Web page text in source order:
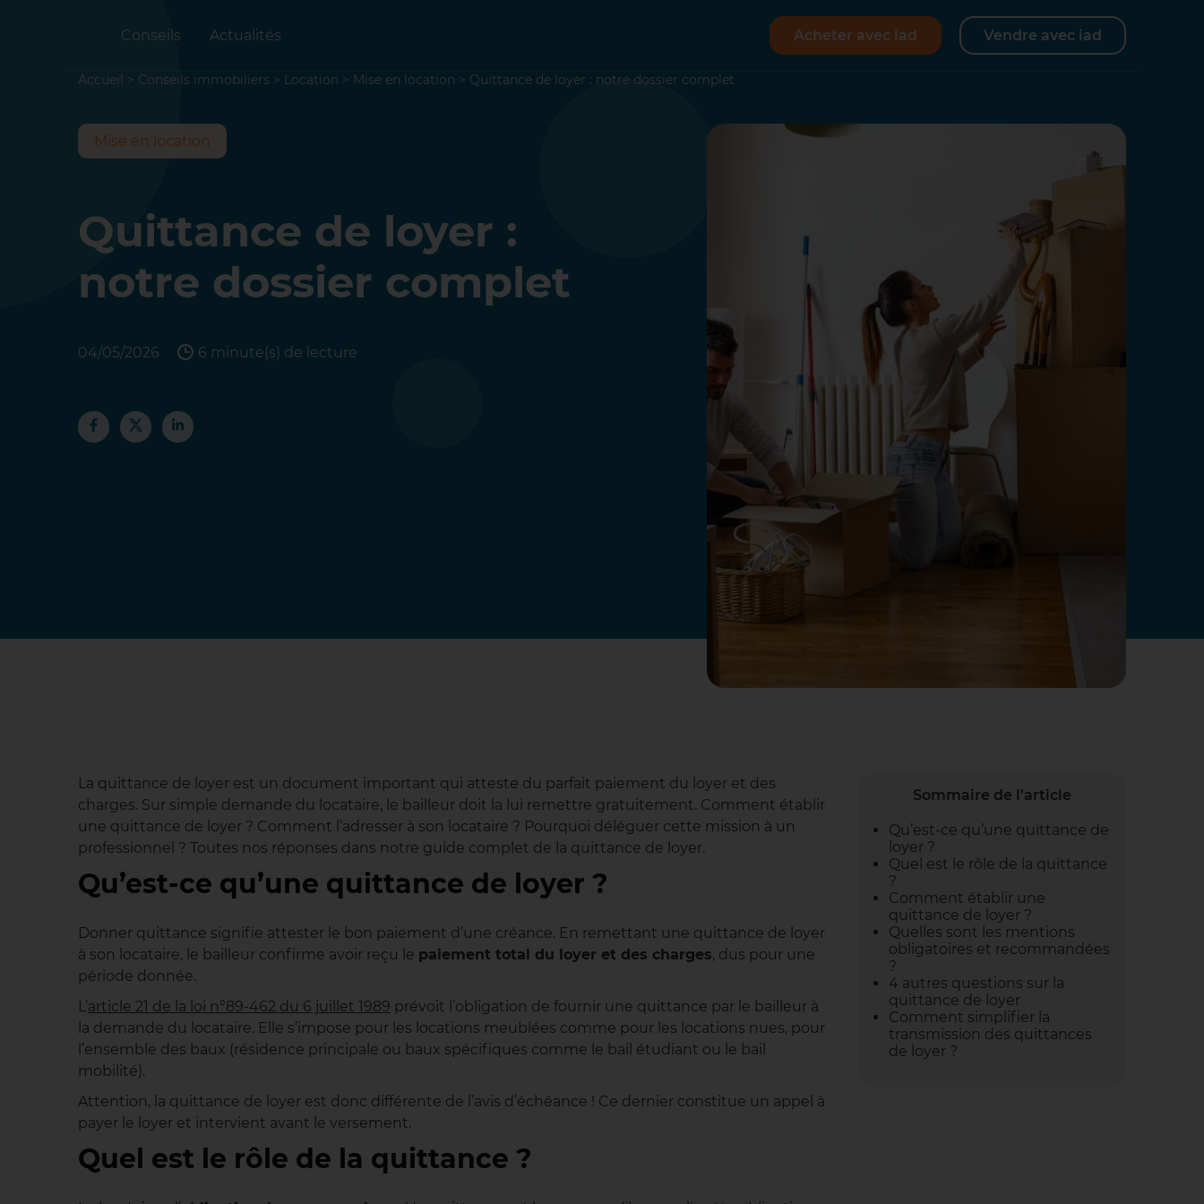
Conseils Actualités Acheter avec iad Vendre avec iad
Accueil > Conseils immobiliers > Location > Mise en location > Quittance de loyer : notre dossier complet
Quittance de loyer :
notre dossier complet
04/05/2026 6 minute(s) de lecture
Mise en location
La quittance de loyer est un document important qui atteste du parfait paiement du loyer et des
charges. Sur simple demande du locataire, le bailleur doit la lui remettre gratuitement. Comment établir
une quittance de loyer ? Comment l’adresser à son locataire ? Pourquoi déléguer cette mission à un
professionnel ? Toutes nos réponses dans notre guide complet de la quittance de loyer.
Qu’est-ce qu’une quittance de loyer ?
Donner quittance signifie attester le bon paiement d’une créance. En remettant une quittance de loyer
à son locataire, le bailleur confirme avoir reçu le paiement total du loyer et des charges, dus pour une
période donnée.
L’article 21 de la loi n°89-462 du 6 juillet 1989 prévoit l’obligation de fournir une quittance par le bailleur à
la demande du locataire. Elle s’impose pour les locations meublées comme pour les locations nues, pour
l’ensemble des baux (résidence principale ou baux spécifiques comme le bail étudiant ou le bail
mobilité).
Attention, la quittance de loyer est donc différente de l’avis d’échéance ! Ce dernier constitue un appel à
payer le loyer et intervient avant le versement.
Quel est le rôle de la quittance ?
Sommaire de l'article
Qu’est-ce qu’une quittance de
loyer ?
Quel est le rôle de la quittance
?
Comment établir une
quittance de loyer ?
Quelles sont les mentions
obligatoires et recommandées
?
4 autres questions sur la
quittance de loyer
Comment simplifier la
transmission des quittances
de loyer ?